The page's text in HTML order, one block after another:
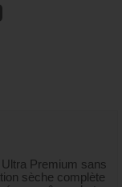
Premium sans
sèche complète